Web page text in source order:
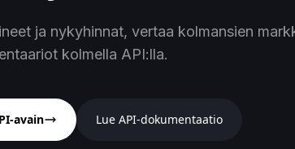
ja nykyhinnat, vertaa kolmansien
kolmella API:lla.
avain Lue API-dokumentaatio